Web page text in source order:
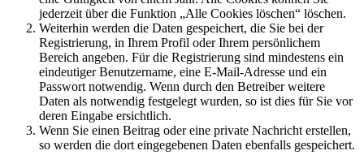
jederzeit über die Funktion „Alle Cookies löschen“ löschen.
Weiterhin werden die Daten gespeichert, die Sie bei der
Registrierung, in Ihrem Profil oder Ihrem persönlichem
Bereich angeben. Für die Registrierung sind mindestens ein
eindeutiger Benutzername, eine E-Mail-Adresse und ein
Passwort notwendig. Wenn durch den Betreiber weitere
Daten als notwendig festgelegt wurden, so ist dies für Sie vor
deren Eingabe ersichtlich.
Wenn Sie einen Beitrag oder eine private Nachricht erstellen,
so werden die dort eingegebenen Daten ebenfalls gespeichert.